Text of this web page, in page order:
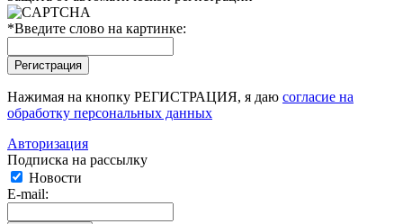
*Введите слово на картинке:
Нажимая на кнопку РЕГИСТРАЦИЯ, я даю согласие на
обработку персональных данных
Авторизация
Подписка на рассылку
Новости
E-mail: